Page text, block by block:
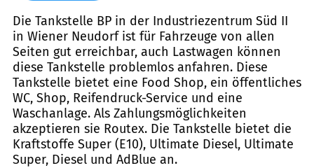
Die Tankstelle BP in der Industriezentrum Süd II
in Wiener Neudorf ist für Fahrzeuge von allen
Seiten gut erreichbar, auch Lastwagen können
diese Tankstelle problemlos anfahren. Diese
Tankstelle bietet eine Food Shop, ein öffentliches
WC, Shop, Reifendruck-Service und eine
Waschanlage. Als Zahlungsmöglichkeiten
akzeptieren sie Routex. Die Tankstelle bietet die
Kraftstoffe Super (E10), Ultimate Diesel, Ultimate
Super, Diesel und AdBlue an.